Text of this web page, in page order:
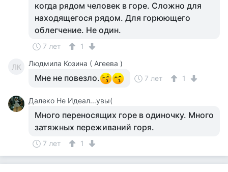
когда рядом человек в горе. Сложно для
находящегося рядом. Для горюющего
облегчение. Не один.
7 лет 1
ЛК Людмила Козина ( Агеева )
Мне не повезло. 7 лет 1
Далеко Не Идеал...увы(
Много переносящих горе в одиночку. Много
затяжных переживаний горя.
7 лет 1